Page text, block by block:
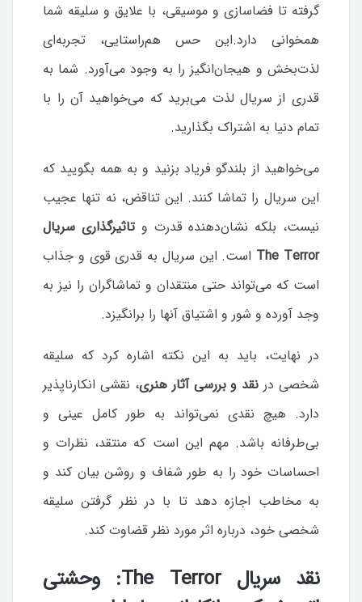
گرفته تا فضاسازی و موسیقی، با علایق و سلیقه شما
همخوانی دارد.این حس هم‌راستایی، تجربه‌ای
لذت‌بخش و هیجان‌انگیز را به وجود می‌آورد. شما به
قدری از سریال لذت می‌برید که می‌خواهید آن را با
تمام دنیا به اشتراک بگذارید.
می‌خواهید از بلندگو فریاد بزنید و به همه بگویید که
این سریال را تماشا کنند. این تناقض، نه تنها عجیب
نیست، بلکه نشان‌دهنده قدرت وتاثیرگذاری سریال
The Terror است. این سریال به قدری قوی و جذاب
است که می‌تواند حتی منتقدان و تماشاگران را نیز به
وجد آورده و شور و اشتیاق آنها را برانگیزد.
در نهایت، باید به این نکته اشاره کرد که سلیقه
شخصی در نقد و بررسی آثار هنری، نقشی انکارناپذیر
دارد. هیچ نقدی نمی‌تواند به طور کامل عینی و
بی‌طرفانه باشد.مهم این است که منتقد، نظرات و
احساسات خود را به طور شفاف و روشن بیان کند و
به مخاطب اجازه دهد تا با در نظر گرفتن سلیقه
شخصی خود، درباره اثر مورد نظر قضاوت کند.
نقد سریال The Terror: وحشتی